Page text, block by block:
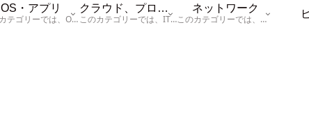
OS・アプリ
このカテゴリーでは、OSに関する情報を記載しています。
クラウド、プログラム
このカテゴリーでは、ITに関する基本的な情報として「ハードウェア、「サーバー」、「データベース、「ネットワーク」、「セキュリティ」、「プログラム」に関する情報を記載しています。
ネットワーク
このカテゴリーでは、「ネットワーク」に関する情報を記載しています。